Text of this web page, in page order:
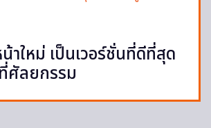
าใหม่ เป็นเวอร์ชั่นที่ดีที่สุด
ศัลยกรรม